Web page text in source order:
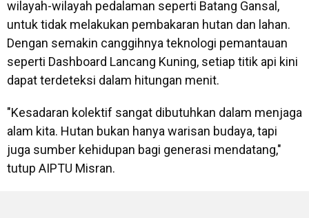
wilayah-wilayah pedalaman seperti Batang Gansal,
untuk tidak melakukan pembakaran hutan dan lahan.
Dengan semakin canggihnya teknologi pemantauan
seperti Dashboard Lancang Kuning, setiap titik api kini
dapat terdeteksi dalam hitungan menit.
"Kesadaran kolektif sangat dibutuhkan dalam menjaga
alam kita. Hutan bukan hanya warisan budaya, tapi
juga sumber kehidupan bagi generasi mendatang,"
tutup AIPTU Misran.